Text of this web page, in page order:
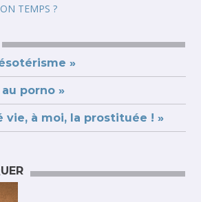
TEMPS ?
»
porno »
vie, à moi, la prostituée ! »